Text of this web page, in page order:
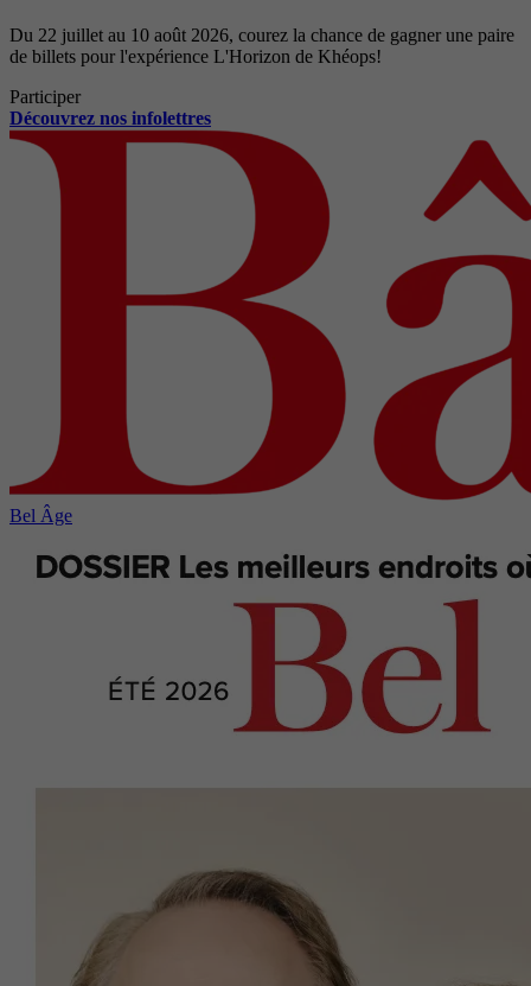
Du 22 juillet au 10 août 2026, courez la chance de gagner une paire
de billets pour l'expérience L'Horizon de Khéops!
Participer
Découvrez nos infolettres
Bel Âge